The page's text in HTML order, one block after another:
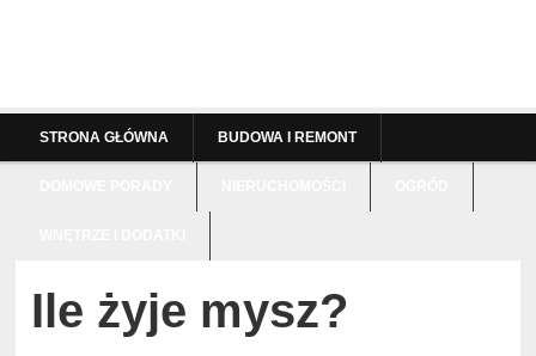
STRONA GŁÓWNA BUDOWA I REMONT
Ile żyje mysz?